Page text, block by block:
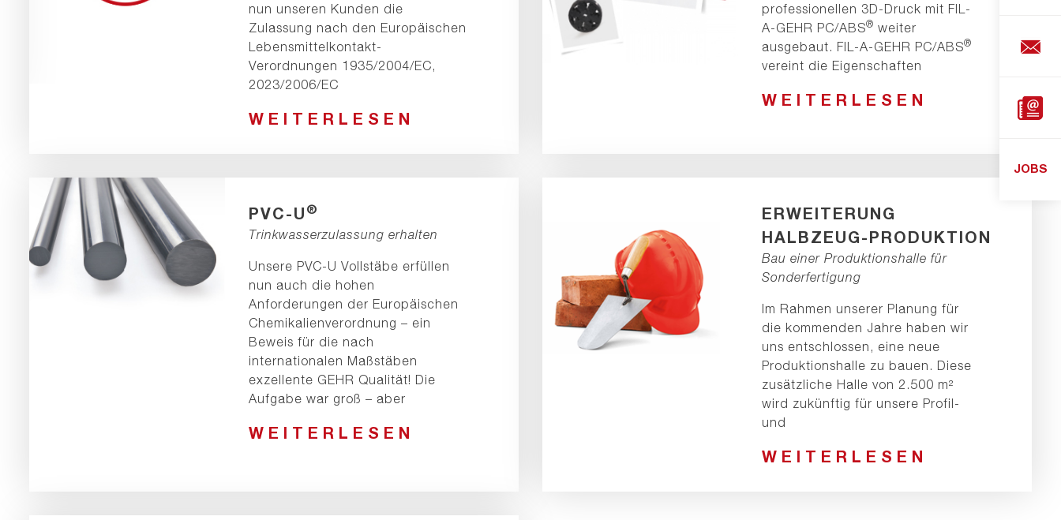
Shop
nun unseren Kunden die
Zulassung nach den Europäischen
Lebensmittelkontakt-
Verordnungen 1935/2004/EC,
2023/2006/EC
WEITERLESEN
professionellen 3D-Druck mit FIL-
A-GEHR PC/ABS® weiter
ausgebaut. FIL-A-GEHR PC/ABS®
vereint die Eigenschaften
WEITERLESEN
PVC-U ®
Trinkwasserzulassung erhalten
Unsere PVC-U Vollstäbe erfüllen
nun auch die hohen
Anforderungen der Europäischen
Chemikalienverordnung – ein
Beweis für die nach
internationalen Maßstäben
exzellente GEHR Qualität! Die
Aufgabe war groß – aber
WEITERLESEN
ERWEITERUNG
HALBZEUG-PRODUKTION
Bau einer Produktionshalle für
Sonderfertigung
Im Rahmen unserer Planung für
die kommenden Jahre haben wir
uns entschlossen, eine neue
Produktionshalle zu bauen. Diese
zusätzliche Halle von 2.500 m²
wird zukünftig für unsere Profil-
und
WEITERLESEN
JOBS